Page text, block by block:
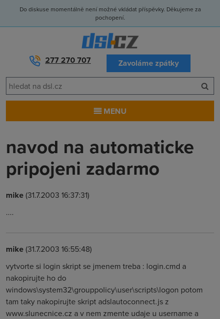
Do diskuse momentálně není možné vkládat příspěvky. Děkujeme za
pochopení.
277 270 707 Zavoláme zpátky
MENU
navod na automaticke
pripojeni zadarmo
mike(31.7.2003 16:37:31)
....
mike(31.7.2003 16:55:48)
vytvorte si login skript se jmenem treba : login.cmd a
nakopirujte ho do
windows\system32\grouppolicy\user\scripts\logon potom
tam taky nakopirujte skript adslautoconnect.js z
www.slunecnice.cz a v nem zmente udaje u username a